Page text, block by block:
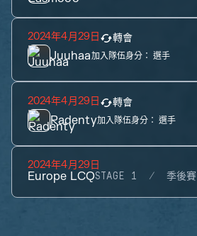
2024年4月29日 轉會
Juuhaa加入隊伍身分： 選手
2024年4月29日 轉會
Radenty加入隊伍身分： 選手
2024年4月29日
Europe LCQSTAGE 1 季後賽